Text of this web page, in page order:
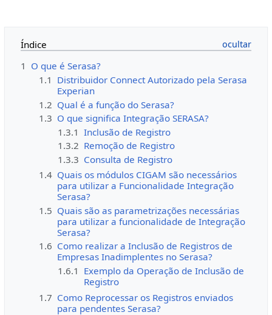
Índice
1 O que é Serasa?
1.1 Distribuidor Connect Autorizado pela Serasa
Experian
1.2 Qual é a função do Serasa?
1.3 O que significa Integração SERASA?
1.3.1 Inclusão de Registro
1.3.2 Remoção de Registro
1.3.3 Consulta de Registro
1.4 Quais os módulos CIGAM são necessários
para utilizar a Funcionalidade Integração
Serasa?
1.5 Quais são as parametrizações necessárias
para utilizar a funcionalidade de Integração
Serasa?
1.6 Como realizar a Inclusão de Registros de
Empresas Inadimplentes no Serasa?
1.6.1 Exemplo da Operação de Inclusão de
Registro
1.7 Como Reprocessar os Registros enviados
para pendentes Serasa?